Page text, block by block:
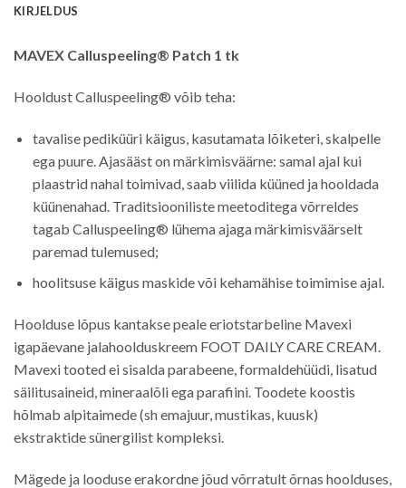
KIRJELDUS
MAVEX Calluspeeling® Patch 1 tk
Hooldust Calluspeeling® võib teha:
tavalise pediküüri käigus, kasutamata lõiketeri, skalpelle
ega puure. Ajasääst on märkimisväärne: samal ajal kui
plaastrid nahal toimivad, saab viilida küüned ja hooldada
küünenahad. Traditsiooniliste meetoditega võrreldes
tagab Calluspeeling® lühema ajaga märkimisväärselt
paremad tulemused;
hoolitsuse käigus maskide või kehamähise toimimise ajal.
Hoolduse lõpus kantakse peale eriotstarbeline Mavexi
igapäevane jalahoolduskreem FOOT DAILY CARE CREAM.
Mavexi tooted ei sisalda parabeene, formaldehüüdi, lisatud
säilitusaineid, mineraalõli ega parafiini. Toodete koostis
hõlmab alpitaimede (sh emajuur, mustikas, kuusk)
ekstraktide sünergilist kompleksi.
Mägede ja looduse erakordne jõud võrratult õrnas hoolduses,